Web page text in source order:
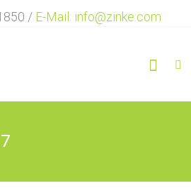
/ E-Mail: info@zinke.com